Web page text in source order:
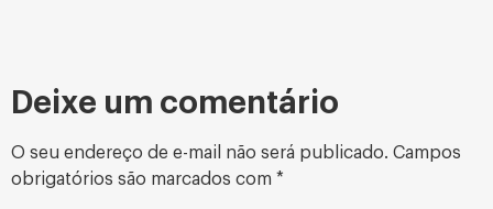
Deixe um comentário
O seu endereço de e-mail não será publicado. Campos
obrigatórios são marcados com *